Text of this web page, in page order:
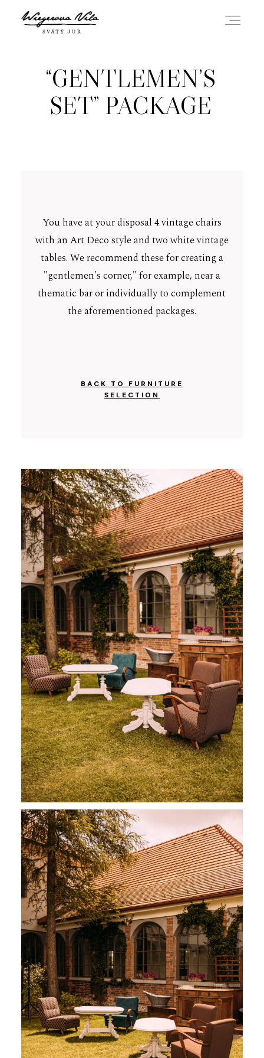
“GENTLEMEN’S
SET” PACKAGE
You have at your disposal 4 vintage chairs
with an Art Deco style and two white vintage
tables. We recommend these for creating a
"gentlemen's corner," for example, near a
thematic bar or individually to complement
the aforementioned packages.
BACK TO FURNITURE
SELECTION
ABOUT US
WEDDINGS
GALLERY
EN
SK